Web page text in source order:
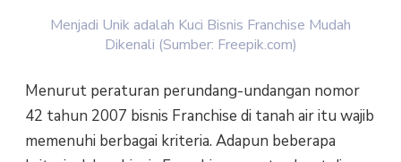
Menjadi Unik adalah Kuci Bisnis Franchise Mudah
Dikenali (Sumber: Freepik.com)
Menurut peraturan perundang-undangan nomor
42 tahun 2007 bisnis Franchise di tanah air itu wajib
memenuhi berbagai kriteria. Adapun beberapa